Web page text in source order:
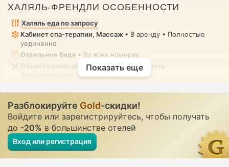
ХАЛЯЛЬ-ФРЕНДЛИ ОСОБЕННОСТИ
Халяль еда по запросу
Кабинет спа-терапии, Массаж • В аренду • Полностью
уединенно
Отдельное биде • Во всех номерах
Объект размещения не может обеспечить
безалкогольное пребывание
Показать еще
Разблокируйте Gold-скидки!
Войдите или зарегистрируйтесь, чтобы получать
до -20% в большинстве отелей
Вход или регистрация